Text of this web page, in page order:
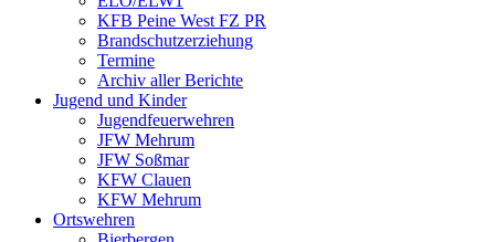
KFB Peine West FZ PR
Brandschutzerziehung
Termine
Archiv aller Berichte
Jugend und Kinder
Jugendfeuerwehren
JFW Mehrum
JFW Soßmar
KFW Clauen
KFW Mehrum
Ortswehren